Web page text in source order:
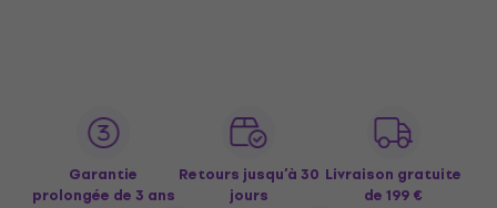
Garantie
prolongée de 3 ans
Retours jusqu’à 30
jours
Livraison gratuite
de 199 €